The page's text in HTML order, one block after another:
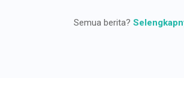
Semua berita?